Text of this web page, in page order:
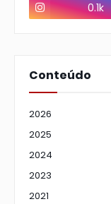
0.1k
Conteúdo
2026
2025
2024
2023
2021